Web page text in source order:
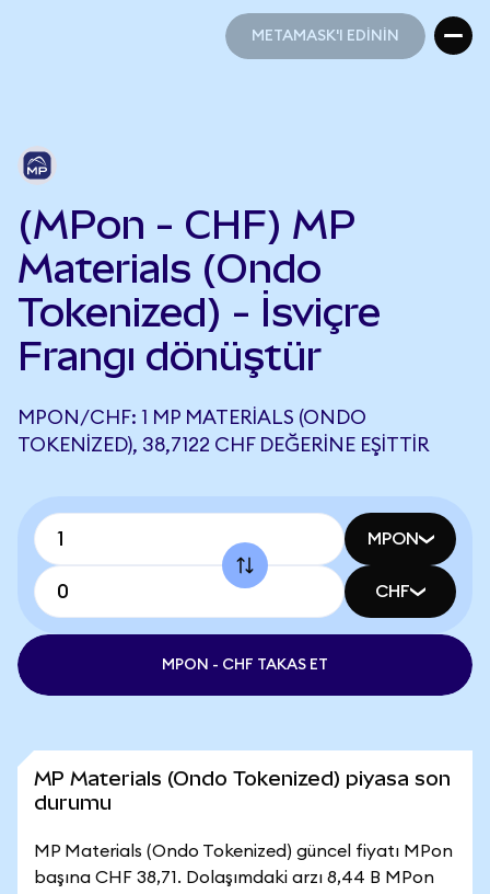
METAMASK'I EDİNİN
(MPon - CHF) MP
Materials (Ondo
Tokenized) - İsviçre
Frangı dönüştür
MPON/CHF: 1 MP MATERIALS (ONDO
TOKENIZED), 38,7122 CHF DEĞERINE EŞITTIR
MPON
CHF
MPON - CHF TAKAS ET
MP Materials (Ondo Tokenized) piyasa son
durumu
MP Materials (Ondo Tokenized) güncel fiyatı MPon
başına CHF 38,71. Dolaşımdaki arzı 8,44 B MPon